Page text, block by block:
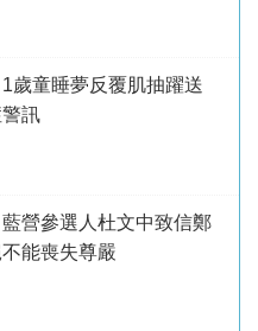
歲童睡夢反覆肌抽躍送
訊
營參選人杜文中致信鄭
能喪失尊嚴